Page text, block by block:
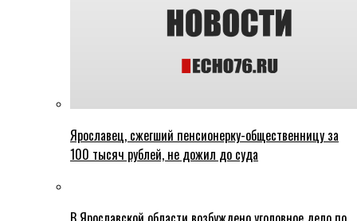
Ярославец, сжегший пенсионерку-общественницу за
100 тысяч рублей, не дожил до суда